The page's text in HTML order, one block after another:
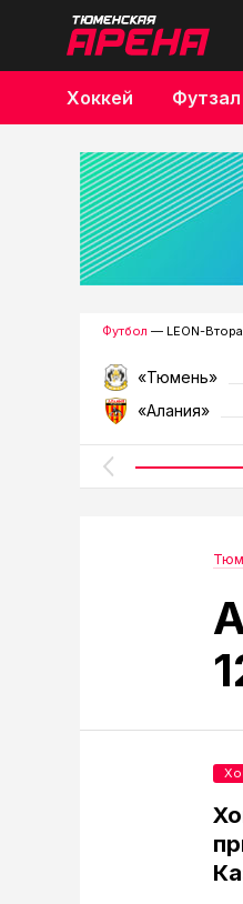
Хоккей Футзал
Бокс
Футбол — LEON-
«Тюмень»
«Алания»